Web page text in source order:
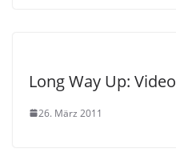
Long Way Up: Video
26. März 2011